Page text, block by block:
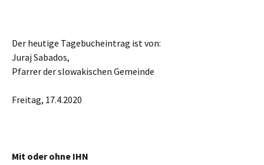
Der heutige Tagebucheintrag ist von:
Juraj Sabados,
Pfarrer der slowakischen Gemeinde
Freitag, 17.4.2020
Mit oder ohne IHN